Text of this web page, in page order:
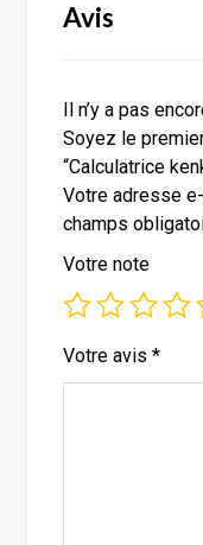
Avis
Il n’y a pas
Soyez le
“Calculatrice
Votre adresse
champs
Votre note
Votre avis*